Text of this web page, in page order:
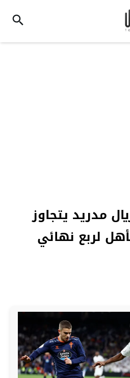
مدريد يتجاوز
لربع نهائي